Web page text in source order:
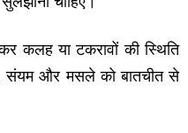
कलह या टकरावों की स्थिति
संयम और मसले को बातचीत से